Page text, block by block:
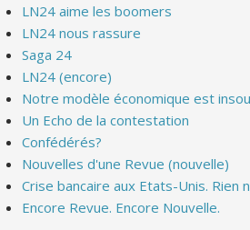
LN24 aime les boomers
LN24 nous rassure
Saga 24
LN24 (encore)
Notre modèle économique est
Un Echo de la contestation
Confédérés?
Nouvelles d'une Revue (nouvelle)
Crise bancaire aux Etats-Unis. Rien
Encore Revue. Encore Nouvelle.